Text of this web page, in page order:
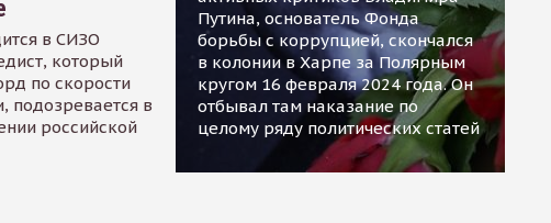
в СИЗО
который
по скорости
подозревается в
российской
Путина, основатель Фонда
борьбы с коррупцией, скончался
в колонии в Харпе за Полярным
кругом 16 февраля 2024 года. Он
отбывал там наказание по
целому ряду политических статей